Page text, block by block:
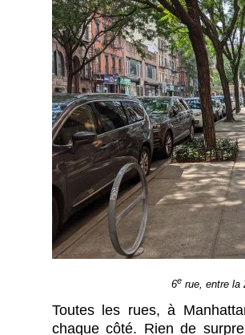
6e rue, entre la
Toutes les rues, à
chaque côté. Rien de